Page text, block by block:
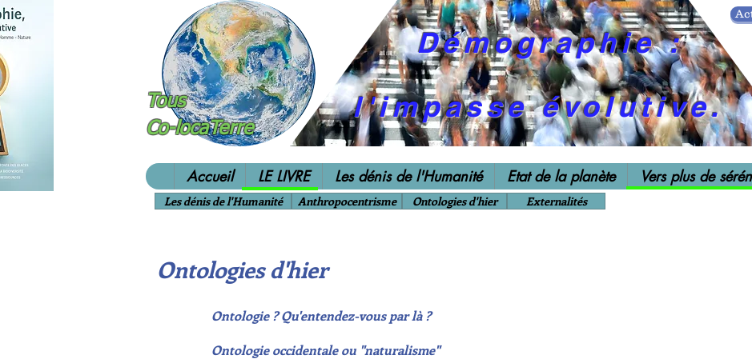
Démographie :
l'impasse évolutive.
Tous
Co-locaTerre
Accueil LE LIVRE Les dénis de l'Humanité Etat de la planète Vers plus de
Les dénis de l'Humanité Anthropocentrisme Ontologies d'hier Externalités
Ontologies d'hier
Ontologie ? Qu'entendez-vous par là ?
Ontologie occidentale ou "naturalisme"